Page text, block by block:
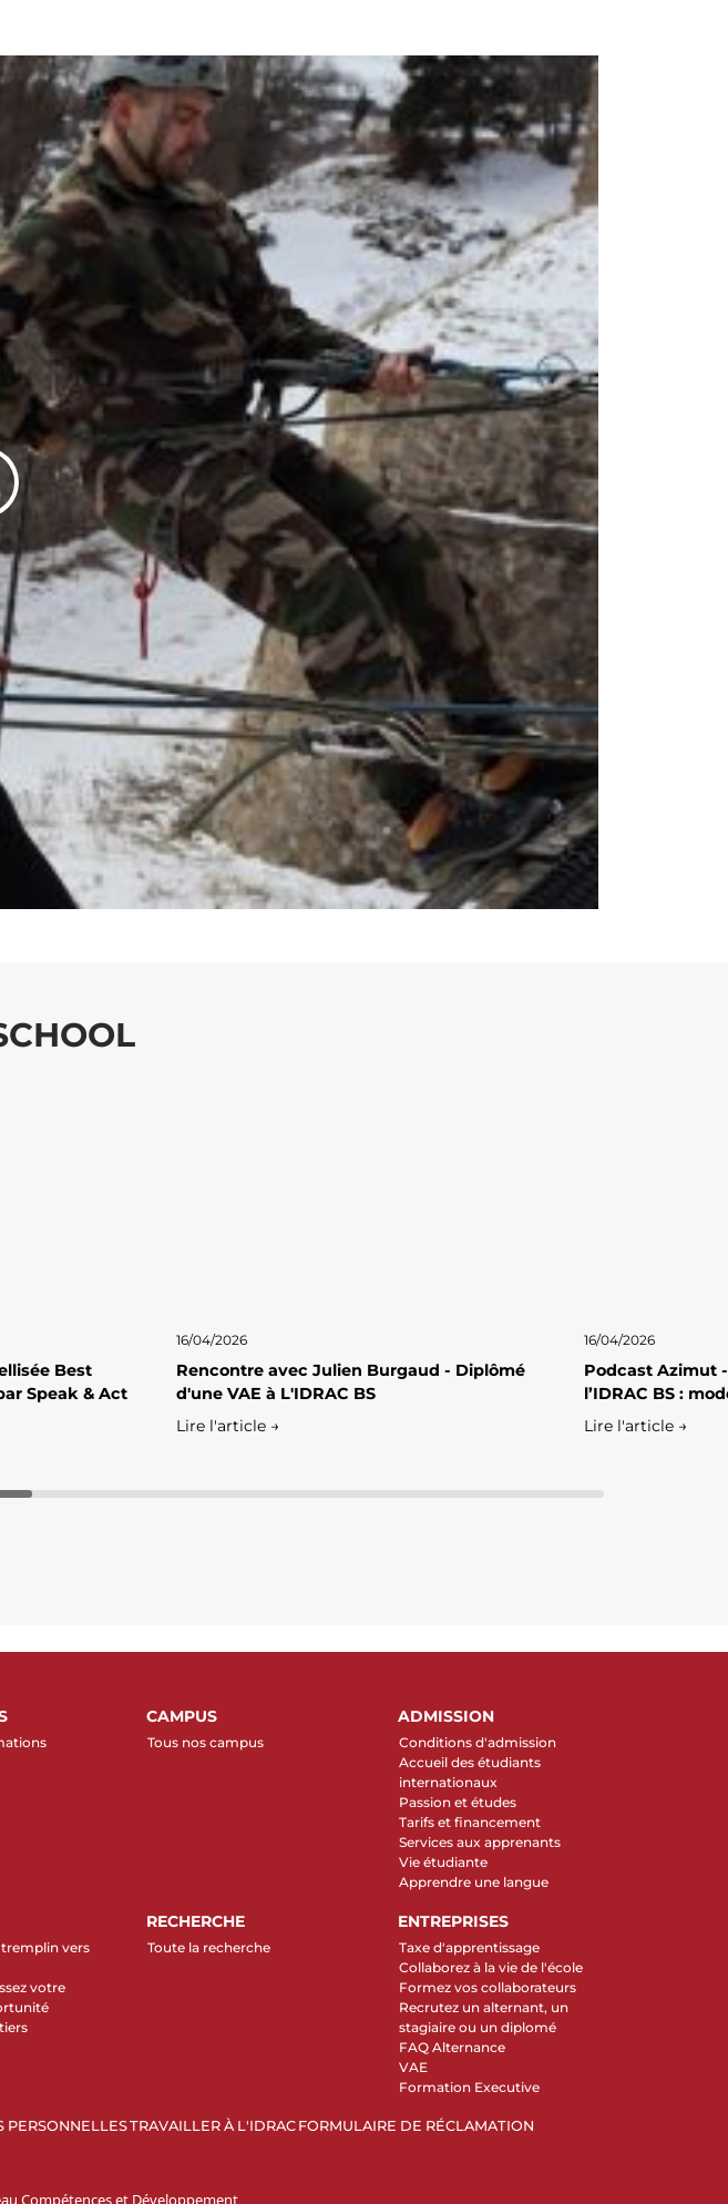
Best
Speak & Act
16/04/2026
Rencontre avec Julien Burgaud - Diplômé
d'une VAE à L'IDRAC BS
Lire l'article →
16/04/2026
Podcast Azimut
l’IDRAC BS :
Lire l'article →
CAMPUS
Tous nos campus
ADMISSION
Conditions d'admission
Accueil des étudiants
internationaux
Passion et études
Tarifs et financement
Services aux apprenants
Vie étudiante
Apprendre une langue
vers
votre
RECHERCHE
Toute la recherche
ENTREPRISES
Taxe d'apprentissage
Collaborez à la vie de l'école
Formez vos collaborateurs
Recrutez un alternant, un
stagiaire ou un diplomé
FAQ Alternance
VAE
Formation Executive
PERSONNELLESTRAVAILLER À L'IDRAC FORMULAIRE DE RÉCLAMATION